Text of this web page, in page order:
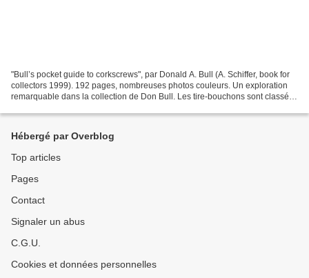
"Bull’s pocket guide to corkscrews", par Donald A. Bull (A. Schiffer, book for
collectors 1999). 192 pages, nombreuses photos couleurs. Un exploration
remarquable dans la collection de Don Bull. Les tire-bouchons sont classés
Hébergé par Overblog
Top articles
Pages
Contact
Signaler un abus
C.G.U.
Cookies et données personnelles